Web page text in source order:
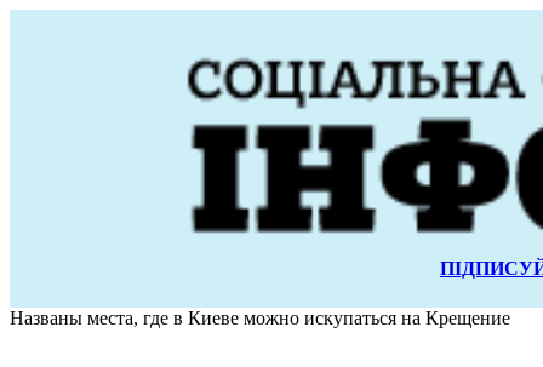
Названы места, где в Киеве можно искупаться на Крещение